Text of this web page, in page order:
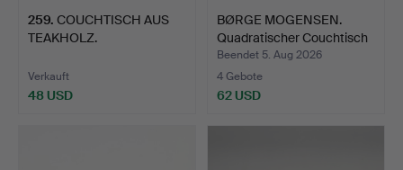
259. COUCHTISCH AUS
TEAKHOLZ.
Verkauft
48 USD
BØRGE MOGENSEN.
Quadratischer Couchtisch
a…
Beendet 5. Aug 2026
4 Gebote
62 USD